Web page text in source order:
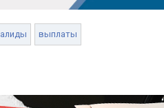
выплаты